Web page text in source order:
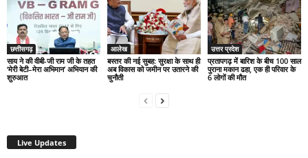
छत्तीसगढ़
साय ने की वीबी-जी राम जी के तहत
‘मेरी बेटी–मेरा अभिमान’ अभियान की
शुरुआत
आलेख
बस्तर की नई सुबह: सुरक्षा के साथ ही
अब विकास को जमीन पर उतारने की
चुनौती
उत्तर प्रदेश
प्रतापगढ़ में बारिश के बीच 100 साल
पुराना मकान ढहा, एक ही परिवार के
6 लोगों की मौत
Live Updates